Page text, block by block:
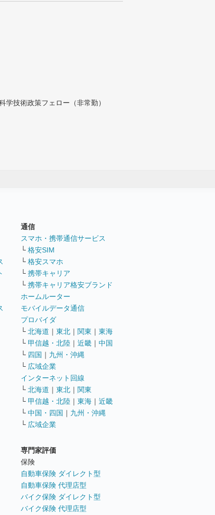
技術政策フェロー（非常勤）
通信
スマホ・携帯通信サービス
└ 格安SIM
└ 格安スマホ
└ 携帯キャリア
└ 携帯キャリア格安ブランド
ホームルーター
モバイルデータ通信
プロバイダ
└ 北海道 ｜ 東北 ｜ 関東 ｜ 東海
└ 甲信越・北陸 ｜ 近畿 ｜ 中国
└ 四国 ｜ 九州・沖縄
└ 広域企業
インターネット回線
└ 北海道 ｜ 東北 ｜ 関東
└ 甲信越・北陸 ｜ 東海 ｜ 近畿
└ 中国・四国 ｜ 九州・沖縄
└ 広域企業
専門家評価
保険
自動車保険 ダイレクト型
自動車保険 代理店型
バイク保険 ダイレクト型
バイク保険 代理店型